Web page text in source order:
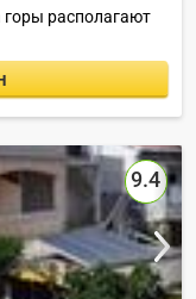
располагают
9.4